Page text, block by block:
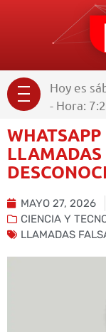
Hoy es
- Hora:
MAYO 27, 2026
CIENCIA Y
LLAMADAS